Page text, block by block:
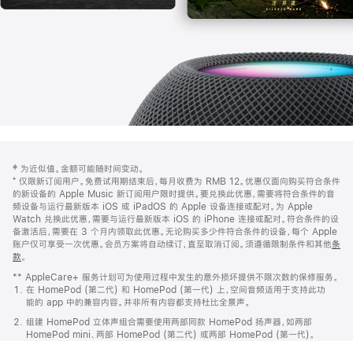
页
页
脚
注
‡ 为近似值。金额可能随时间变动。
⁺ 仅限新订阅用户。免费试用期结束后，每月收费为 RMB 12。优惠仅面向购买符合条件
的新设备的 Apple Music 新订阅用户限时提供。要兑换此优惠，需要将符合条件的音
频设备与运行最新版本 iOS 或 iPadOS 的 Apple 设备连接或配对。为 Apple
Watch 兑换此优惠，需要与运行最新版本 iOS 的 iPhone 连接或配对。符合条件的设
备激活后，需要在 3 个月内领取此优惠。无论购买多少件符合条件的设备，每个 Apple
账户仅可享受一次优惠。会员方案将自动续订，直至取消订阅。须遵循限制条件和其他条
款。
窗
口
中
打
开)
** AppleCare+ 服务计划可为使用过程中发生的意外损坏提供不限次数的保修服务。
在 HomePod (第二代) 和 HomePod (第一代) 上，空间音频适用于支持此功
能的 app 中的兼容内容。并非所有内容都支持杜比全景声。
组建 HomePod 立体声组合需要使用两部同款 HomePod 扬声器，如两部
HomePod mini、两部 HomePod (第二代) 或两部 HomePod (第一代)。